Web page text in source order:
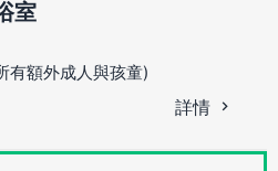
室
有額外成人與孩童)
詳情